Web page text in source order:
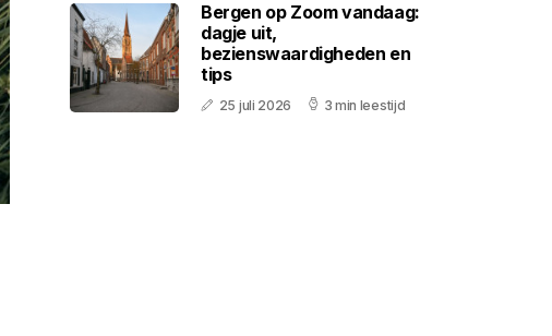
Bergen op Zoom vandaag:
dagje uit,
bezienswaardigheden en
tips
25 juli 2026 3 min leestijd